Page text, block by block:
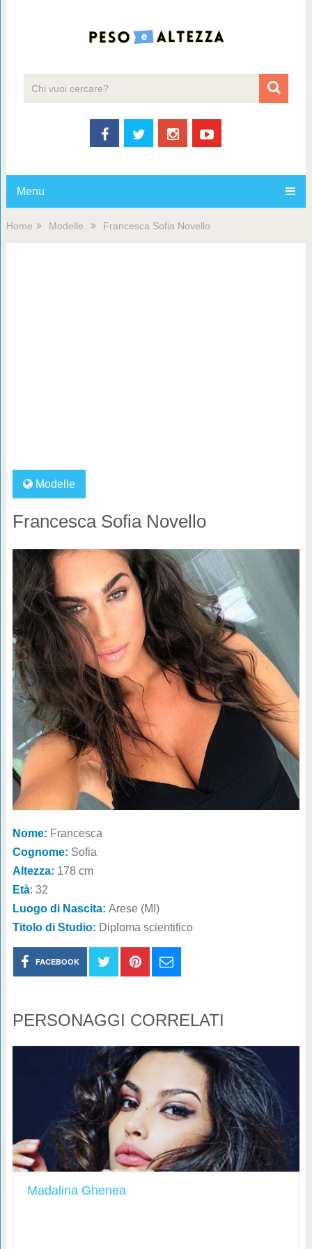
Menu
Home Modelle Francesca Sofia Novello
Modelle
Francesca Sofia Novello
Nome: Francesca
Cognome: Sofia
Altezza: 178 cm
Età: 32
Luogo di Nascita: Arese (MI)
Titolo di Studio: Diploma scientifico
FACEBOOK
PERSONAGGI CORRELATI
Madalina Ghenea